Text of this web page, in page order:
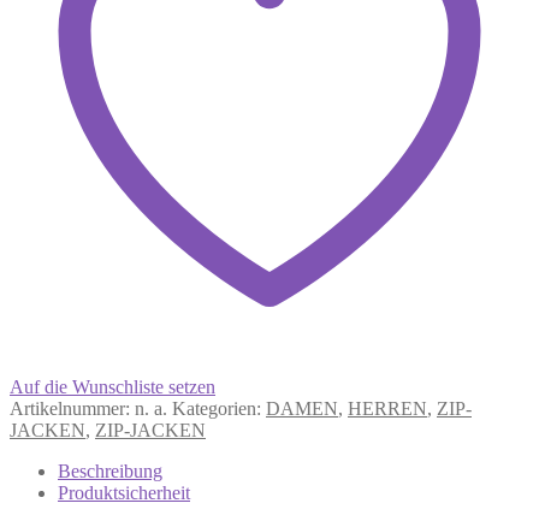
Auf die Wunschliste setzen
Artikelnummer: n. a. Kategorien: DAMEN, HERREN, ZIP-
JACKEN, ZIP-JACKEN
Beschreibung
Produktsicherheit